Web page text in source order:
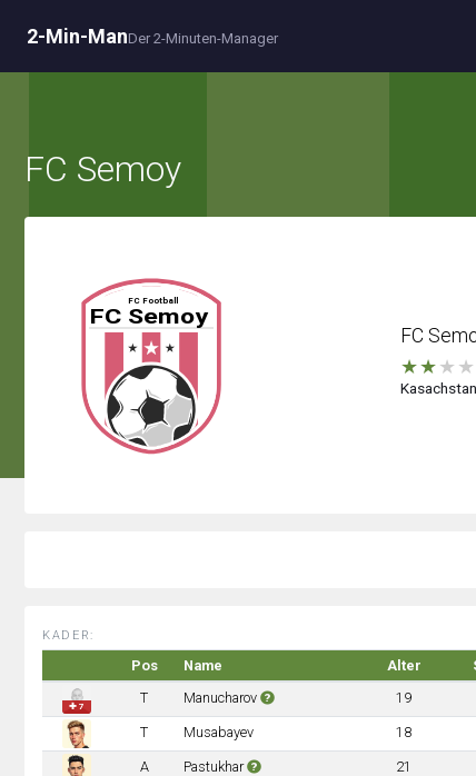
2-Min-ManDer 2-Minuten-Manager
FC Semoy
FC
★★★ ★
KADER:
Pos Name Alter
✚ 7
T Manucharov 19
T Musabayev 18
A Pastukhar 21